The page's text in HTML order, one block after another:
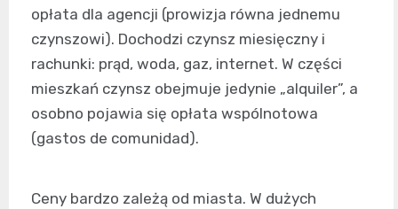
opłata dla agencji (prowizja równa jednemu
czynszowi). Dochodzi czynsz miesięczny i
rachunki: prąd, woda, gaz, internet. W części
mieszkań czynsz obejmuje jedynie „alquiler”, a
osobno pojawia się opłata wspólnotowa
(gastos de comunidad).
Ceny bardzo zależą od miasta. W dużych